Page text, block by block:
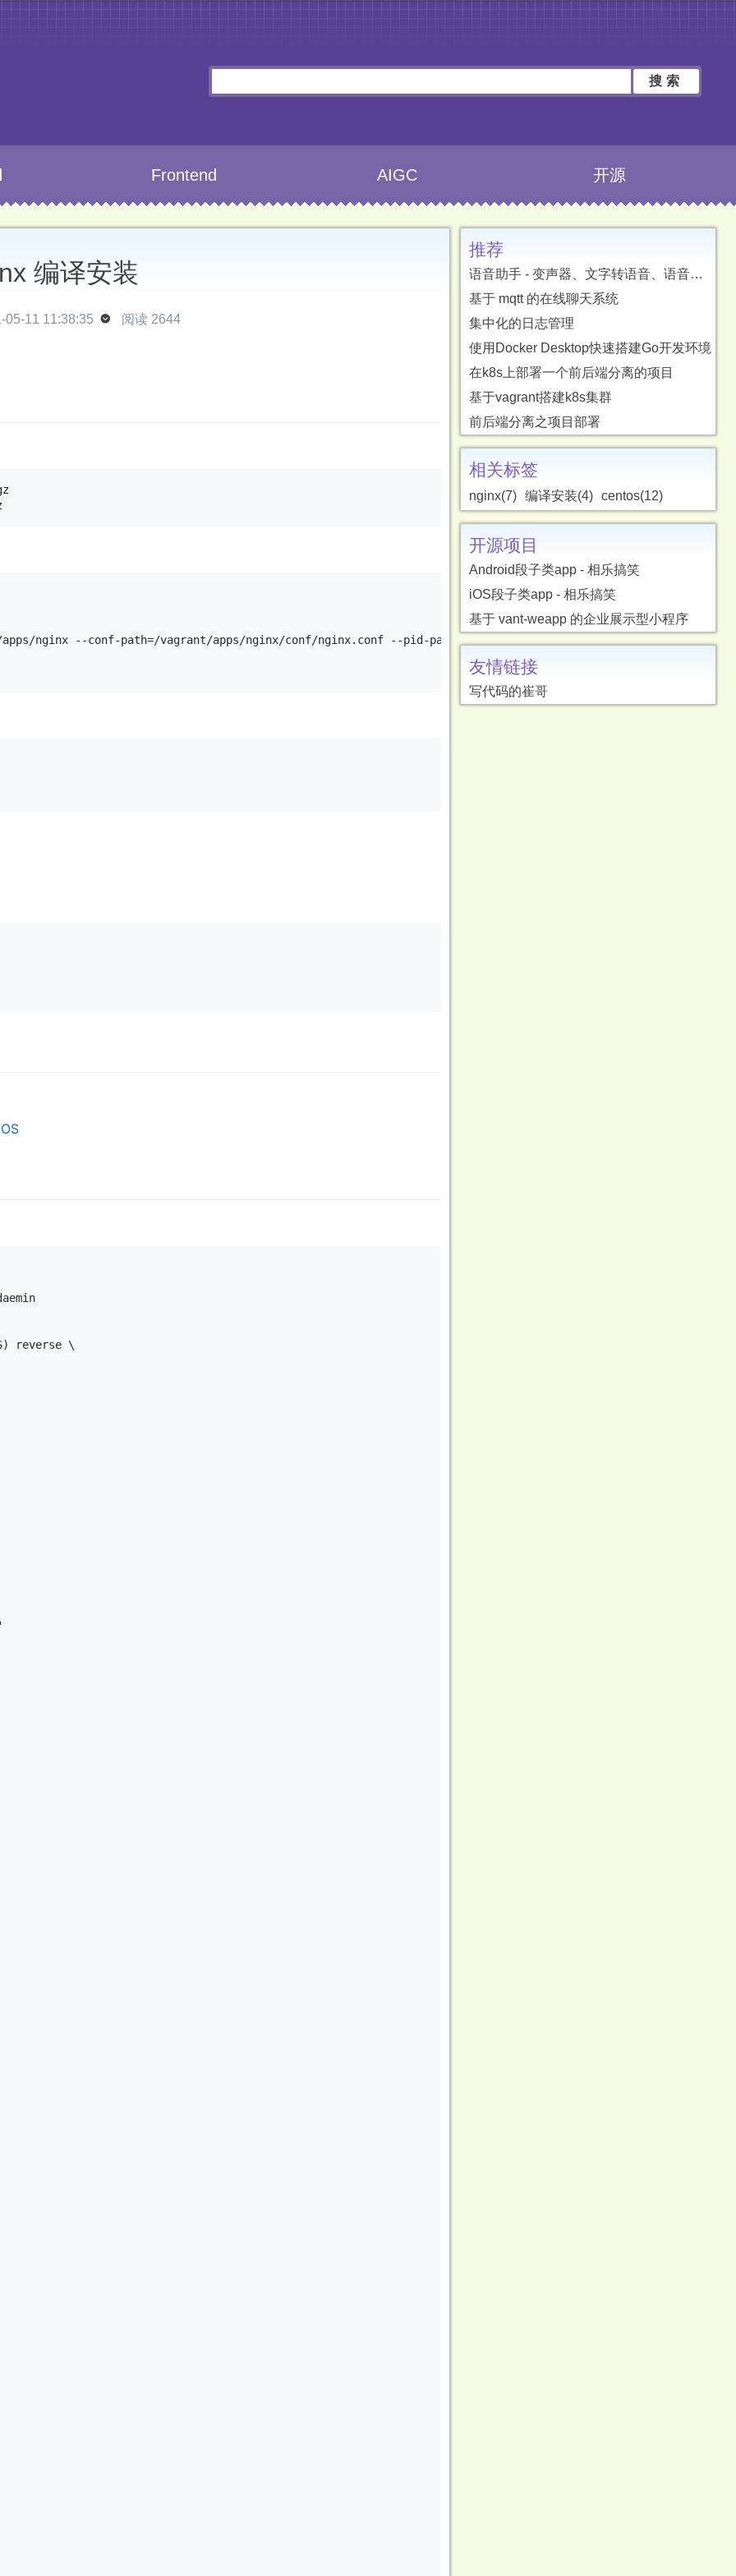
搜索
Frontend AIGC 开源
编译安装
05-11 11:38:35  阅读 2644
apps/nginx --conf-path=/vagrant/apps/nginx/conf/nginx.conf --pid-path=/data/apps/nginx/logs/nginx.pid --
reverse \
推荐
语音助手 - 变声器、文字转语音、语音转文字、字幕翻译
基于 mqtt 的在线聊天系统
集中化的日志管理
使用Docker Desktop快速搭建Go开发环境
在k8s上部署一个前后端分离的项目
基于vagrant搭建k8s集群
前后端分离之项目部署
相关标签
nginx(7) 编译安装(4) centos(12)
开源项目
Android段子类app - 相乐搞笑
iOS段子类app - 相乐搞笑
基于 vant-weapp 的企业展示型小程序
友情链接
写代码的崔哥